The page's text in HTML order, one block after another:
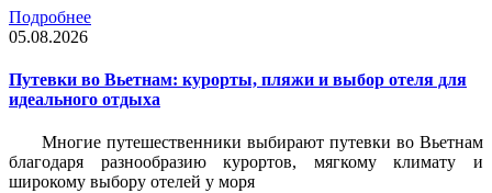
Подробнее
05.08.2026
Путевки во Вьетнам: курорты, пляжи и выбор отеля для
идеального отдыха
Многие путешественники выбирают путевки во Вьетнам
благодаря разнообразию курортов, мягкому климату и
широкому выбору отелей у моря